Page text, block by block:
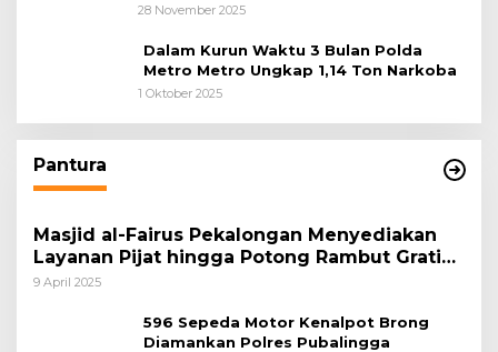
28 November 2025
Dalam Kurun Waktu 3 Bulan Polda
Metro Metro Ungkap 1,14 Ton Narkoba
1 Oktober 2025
Pantura
Masjid al-Fairus Pekalongan Menyediakan
Layanan Pijat hingga Potong Rambut Gratis
bagi Pemudik Lebaran 2025
9 April 2025
596 Sepeda Motor Kenalpot Brong
Diamankan Polres Pubalingga